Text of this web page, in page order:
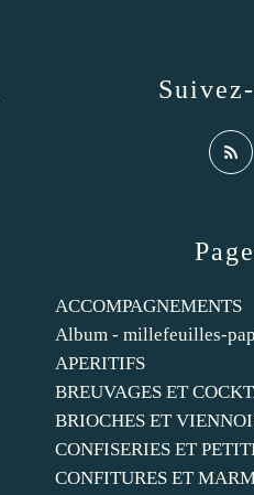
ACCOMPAGNEMENTS
Album - millefeuilles-
APERITIFS
BREUVAGES ET
BRIOCHES ET
CONFISERIES ET
CONFITURES ET